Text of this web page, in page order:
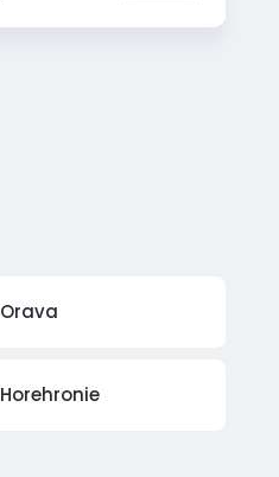
Orava
Horehronie